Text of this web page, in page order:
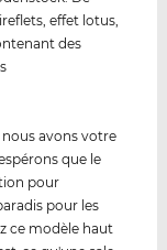
effet lotus,
des
avons votre
que le
pour
pour les
ce modèle haut